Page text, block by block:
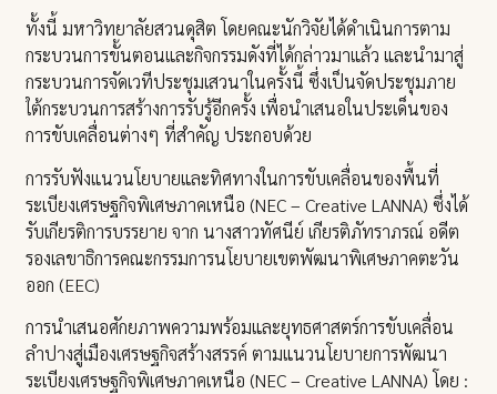
ทั้งนี้ มหาวิทยาลัยสวนดุสิต โดยคณะนักวิจัยได้ดำเนินการตาม
กระบวนการขั้นตอนและกิจกรรมดังที่ได้กล่าวมาแล้ว และนำมาสู่
กระบวนการจัดเวทีประชุมเสวนาในครั้งนี้ ซึ่งเป็นจัดประชุมภาย
ใต้กระบวนการสร้างการรับรู้อีกครั้ง เพื่อนำเสนอในประเด็นของ
การขับเคลื่อนต่างๆ ที่สำคัญ ประกอบด้วย
การรับฟังแนวนโยบายและทิศทางในการขับเคลื่อนของพื้นที่
ระเบียงเศรษฐกิจพิเศษภาคเหนือ (NEC – Creative LANNA) ซึ่งได้
รับเกียรติการบรรยาย จาก นางสาวทัศนีย์ เกียรติภัทราภรณ์ อดีต
รองเลขาธิการคณะกรรมการนโยบายเขตพัฒนาพิเศษภาคตะวัน
ออก (EEC)
การนำเสนอศักยภาพความพร้อมและยุทธศาสตร์การขับเคลื่อน
ลำปางสู่เมืองเศรษฐกิจสร้างสรรค์ ตามแนวนโยบายการพัฒนา
ระเบียงเศรษฐกิจพิเศษภาคเหนือ (NEC – Creative LANNA) โดย :